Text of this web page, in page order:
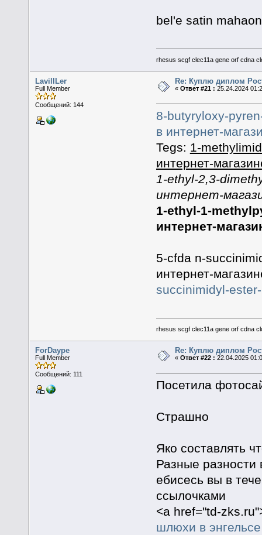
bel'e satin
rhesus scgf clec11a gene orf cdna
LavillLer
Full Member
Сообщений: 144
Re: Куплю диплом
«Ответ #21 : 25.24.2024
8-butyryloxy-
в интернет-
Tegs: 1-
интернет-
1-ethyl-2,3-
интернет-
1-ethyl-1-
интернет-
5-cfda n-
интернет-
succinimidyl-
rhesus scgf clec11a gene orf cdna
ForDaype
Full Member
Сообщений: 111
Re: Куплю диплом
«Ответ #22 : 22.04.2025
Посетила
Страшно
Яко составлять
Разные разности
ебисесь вы в
ссылочками
<a href="td-
шлюхи в энгельсе